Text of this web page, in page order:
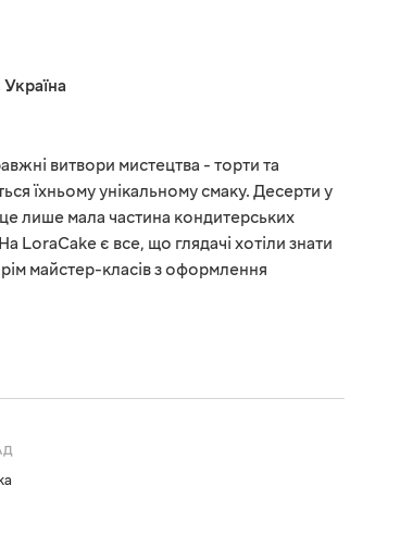
Україна
витвори мистецтва - торти та
їхньому унікальному смаку. Десерти у
це лише мала частина кондитерських
LoraCake є все, що глядачі хотіли знати
майстер-класів з оформлення